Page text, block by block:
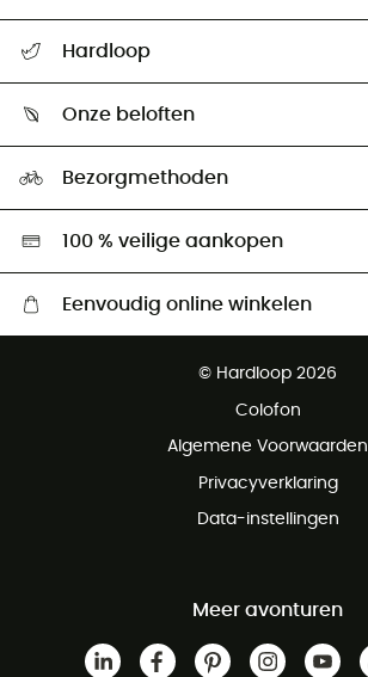
Mijn zending volgen
Retourzendingen & Terugbetalingen
Hardloop
Ambassadeurs
Onze beloften
Hardgreen
Bezorgmethoden
100 % veilige aankopen
Eenvoudig online winkelen
Gratis retourneren binnen 100 dagen
© Hardloop 2026
Colofon
Algemene Voorwaarden
Privacyverklaring
Data-instellingen
Meer avonturen